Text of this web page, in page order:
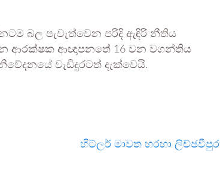
බල පැවැත්වෙන පරිදි ඇඳිරි නීතිය
ආරක්ෂක ආඥාපනතේ 16 වන වගන්තිය
වැඩිදුරටත් දැක්වෙයි.
හිට්ලර් මාවත හරහා ලිච්ඡවීපුර